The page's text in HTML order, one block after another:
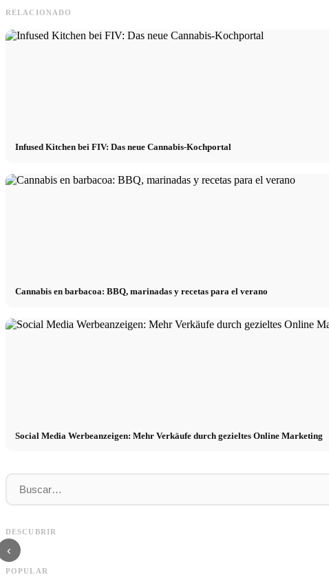
RELACIONADO
Infused Kitchen bei FIV: Das neue Cannabis-Kochportal
Cannabis en barbacoa: BBQ, marinadas y recetas para el verano
Social Media Werbeanzeigen: Mehr Verkäufe durch gezieltes Online Marketing
DESCUBRIR
‹
camino directo hacia la carrera
POPULAR